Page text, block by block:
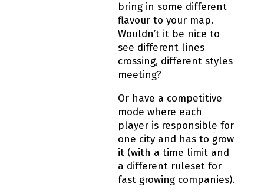
bring in some different
flavour to your map.
Wouldn’t it be nice to
see different lines
crossing, different styles
meeting?
Or have a competitive
mode where each
player is responsible for
one city and has to grow
it (with a time limit and
a different ruleset for
fast growing companies).